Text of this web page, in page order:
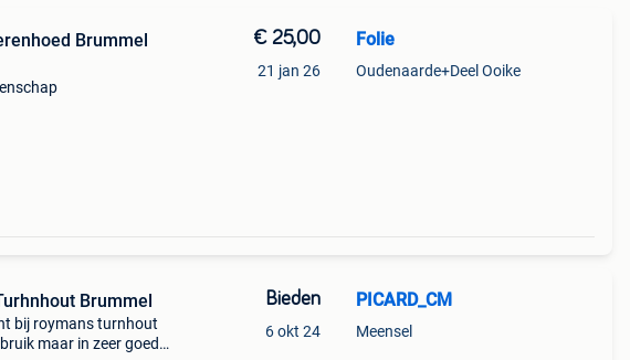
Brummel
€ 25,00
21 jan 26
Folie
Oudenaarde+Deel Ooike
Brummel
bij roymans turnhout
maar in zeer goede
Bieden
6 okt 24
PICARD_CM
Meensel